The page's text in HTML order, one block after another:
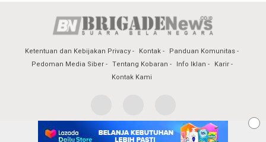
Ketentuan dan Kebijakan Privacy Kontak
Panduan Komunitas
Pedoman Media Siber
Tentang Kobaran Info Iklan
Karir
Kontak Kami
© 2017 Brigadenews - All Rights Reserved.